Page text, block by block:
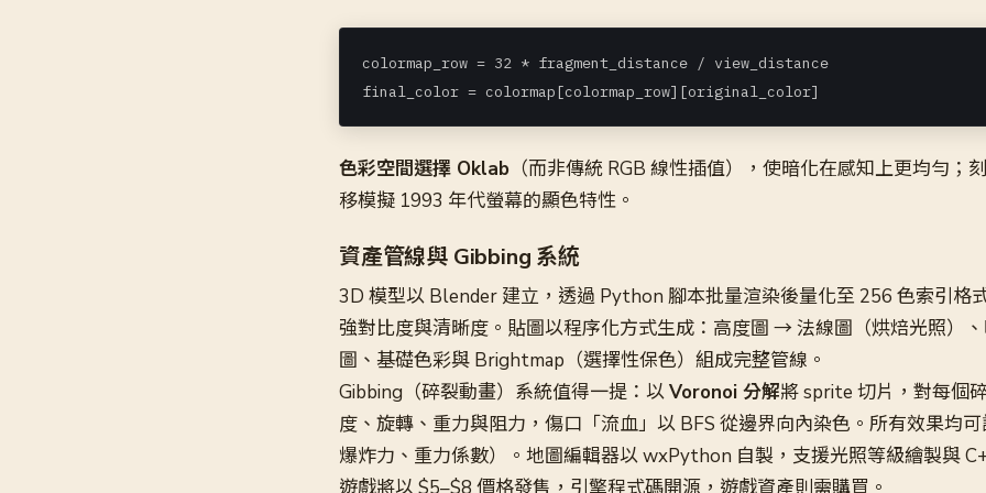
colormap_row = 32 * fragment_distance / view_distance
final_color = colormap[colormap_row][original_color]
色彩空間選擇 Oklab （而非傳統 RGB 線性插值），使暗化在感知上更均勻；
移模擬 1993 年代螢幕的顯色特性。
資產管線與 Gibbing 系統
3D 模型以 Blender 建立，透過 Python 腳本批量渲染後量化至 256 色索引格
強對比度與清晰度。貼圖以程序化方式生成：高度圖 → 法線圖（烘焙光照）
圖、基礎色彩與 Brightmap（選擇性保色）組成完整管線。
Gibbing（碎裂動畫）系統值得一提：以Voronoi 分解將 sprite 切片，對每個
度、旋轉、重力與阻力，傷口「流血」以 BFS 從邊界向內染色。所有效果均
爆炸力、重力係數）。地圖編輯器以 wxPython 自製，支援光照等級繪製與